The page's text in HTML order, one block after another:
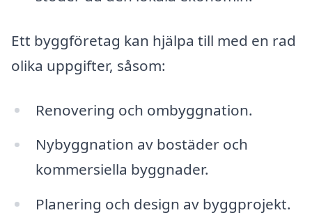
Ett byggföretag kan hjälpa till med en rad
olika uppgifter, såsom:
Renovering och ombyggnation.
Nybyggnation av bostäder och
kommersiella byggnader.
Planering och design av byggprojekt.